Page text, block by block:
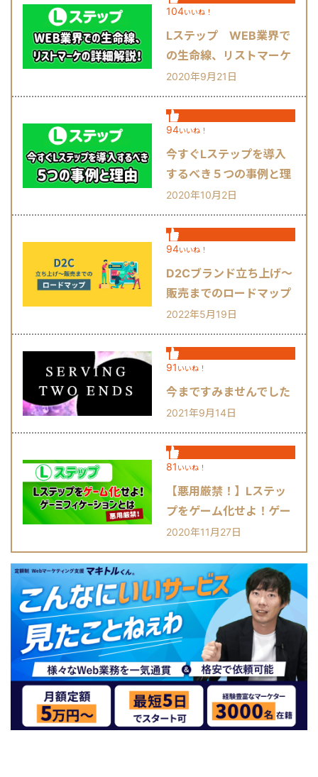
104いいね！
Lステップ WEB業界で
の生命線、リストマーケ
の詳細解説！
2020年9月21日
94いいね！
今すぐLステップを導入
するべき５つの事例と理
由
2020年10月2日
94いいね！
D2Cブランド立ち上げ～
販売までのロードマップ
2022年5月19日
91 いいね！
今まですみませんでした
2021年9月14日
81 いいね！
【悪用厳禁！】Lステッ
プをゲーム化せよ！ゲー
ミフィケーションとは？
2020年11月27日